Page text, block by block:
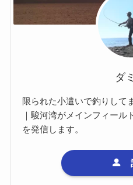
ダ
限られた小遣いで釣りして
｜駿河湾がメインフィール
を発信します。